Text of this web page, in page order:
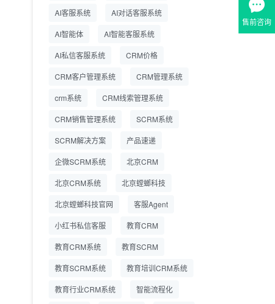
售前咨询
一站式SCRM系统企微
全流程
商用SCRM系统企微工
营成本
2026.7.14
企业微信 私域用户精细
螳螂教育CRM助力教培
机构精细化运营
AI客服系统 AI对话客服系统
AI智能体 AI智能客服系统
AI私信客服系统 CRM价格
CRM客户管理系统 CRM管理系统
crm系统 CRM线索管理系统
CRM销售管理系统 SCRM系统
SCRM解决方案 产品速递
企微SCRM系统 北京CRM
北京CRM系统 北京螳螂科技
北京螳螂科技官网 客服Agent
小红书私信客服 教育CRM
教育CRM系统 教育SCRM
教育SCRM系统 教育培训CRM系统
教育行业CRM系统 智能流程化